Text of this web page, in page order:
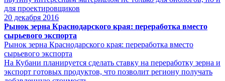
для проектировщиков
20 декабря 2016
Рынок зерна Краснодарского края: переработка вместо
сырьевого экспорта
Рынок зерна Краснодарского края: переработка вместо
сырьевого экспорта
На Кубани планируется сделать ставку на переработку зерна и
экспорт готовых продуктов, что позволит региону получать